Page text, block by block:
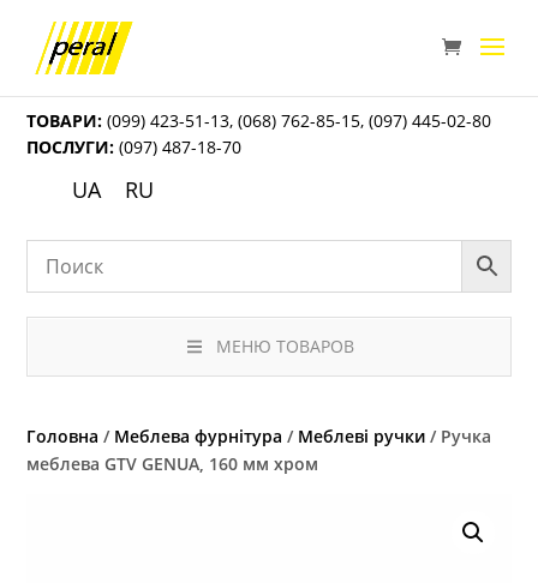
ТОВАРИ: (099) 423-51-13,(068) 762-85-15,(097) 445-02-80
ПОСЛУГИ: (097) 487-18-70
UA RU
МЕНЮ ТОВАРОВ
Головна / Меблева фурнітура / Меблеві ручки / Ручка
меблева GTV GENUA, 160 мм хром